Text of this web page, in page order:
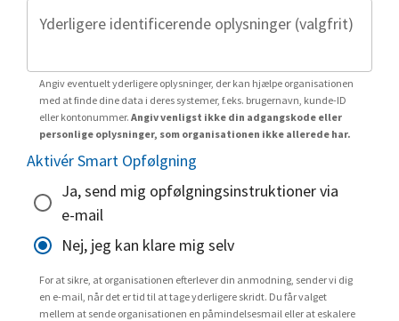
Yderligere identificerende oplysninger (valgfrit)
Angiv eventuelt yderligere oplysninger, der kan hjælpe organisationen
med at finde dine data i deres systemer, f.eks. brugernavn, kunde-ID
eller kontonummer. Angiv venligst ikke din adgangskode eller
personlige oplysninger, som organisationen ikke allerede har.
Aktivér Smart Opfølgning
Ja, send mig opfølgningsinstruktioner via
e-mail
Nej, jeg kan klare mig selv
For at sikre, at organisationen efterlever din anmodning, sender vi dig
en e-mail, når det er tid til at tage yderligere skridt. Du får valget
mellem at sende organisationen en påmindelsesmail eller at eskalere